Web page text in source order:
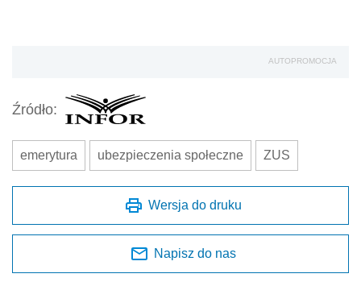
AUTOPROMOCJA
Źródło:
emerytura ubezpieczenia społeczne ZUS
Wersja do druku
Napisz do nas